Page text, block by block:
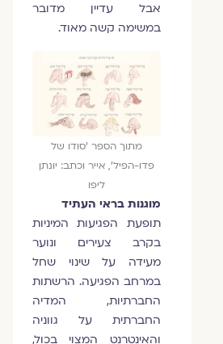
אבל עדיין מדובר
במשימה קשה מאוד.
מתוך הספר 'סודו של
פדו-הפיל', אייר וכתב: יונתן
ליפו
מוגנות בראי העתיד
תופעת הפגיעות המיניות
בקרב צעירים ונוער
מעידה על שינוי שחל
במרחב הפגיעה. הרשתות
החברתיות, המדיה
החברתית על גווניה
והאינטרנט המצוי בכול,